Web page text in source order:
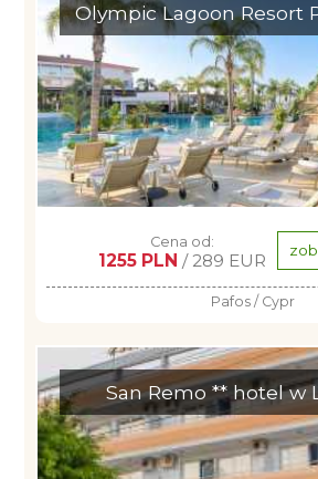
Olympic Lagoon Resort
Cena od:
1255 PLN / 289 EUR
Pafos / Cypr
San Remo ** hotel w